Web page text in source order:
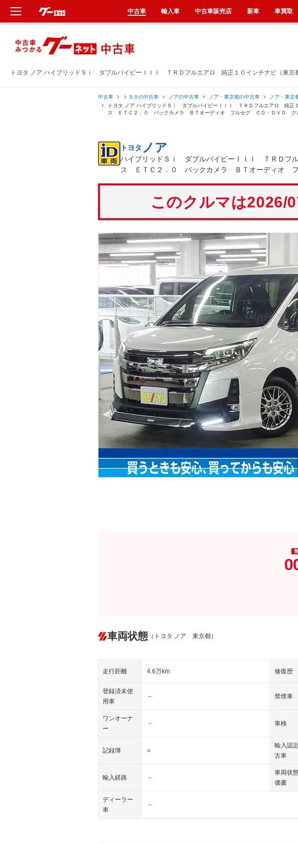
トヨタ ノア ハイブリッドＳｉ ダブルバイビーＩＩＩ ＴＲＤフルエアロ 純正１０インチナビ（東京
中古車 トヨタの中古車 ノアの中古車 ノア・東京都の中古車
ノア・東京
トヨタ ノア ハイブリッドＳｉ ダブルバイビーＩＩＩ ＴＲＤフルエアロ 純
ス ＥＴＣ２．０ バックカメラ ＢＴオーディオ フルセグ ＣＤ・ＤＶＤ ク
トヨタ ノア
ハイブリッドＳｉ ダブルバイビーＩＩＩ ＴＲＤ
ス ＥＴＣ２．０ バックカメラ ＢＴオーディオ
このクルマは2026/
車両状態 （トヨタ ノア 東京都）
走行距離 4.6万km 修復歴
登録済未使
用車
－ 禁煙車
ワンオーナ
ー
－ 車検
記録簿 ○
輸入認
古車
輸入経路 －
車両状
価書
ディーラー
車
－
中古車 輸入車 中古車販売店 新車 車買取
新車
中古車